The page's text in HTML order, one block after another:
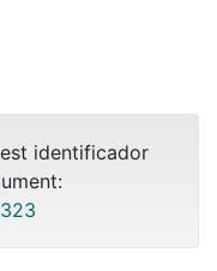
identificador